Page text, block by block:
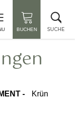
BUCHEN SUCHE
- Krün